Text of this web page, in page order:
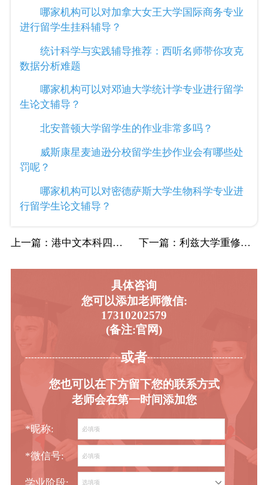
哪家机构可以对加拿大女王大学国际商务专业
进行留学生挂科辅导？
统计科学与实践辅导推荐：西听名师带你攻克
数据分析难题
哪家机构可以对邓迪大学统计学专业进行留学
生论文辅导？
北安普顿大学留学生的作业非常多吗？
威斯康星麦迪逊分校留学生抄作业会有哪些处
罚呢？
哪家机构可以对密德萨斯大学生物科学专业进
行留学生论文辅导？
上一篇 ：港中文本科四年费用大约是多少？ 下一篇 ：利兹大学重修一学分多少磅？
具体咨询
您可以添加老师微信:
17310202579
(备注:官网)
或者
您也可以在下方留下您的联系方式
老师会在第一时间添加您
*昵称:
*微信号:
学业阶段: